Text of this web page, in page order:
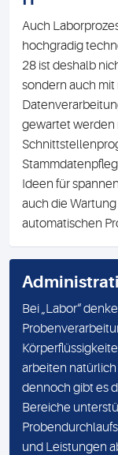
Auch
hochgradig
28 ist deshalb
sondern auch
gewartet werden
Ideen für
auch die
automatischen
Bei „Labor“
arbeiten
dennoch gibt es
Bereiche
und Leistungen